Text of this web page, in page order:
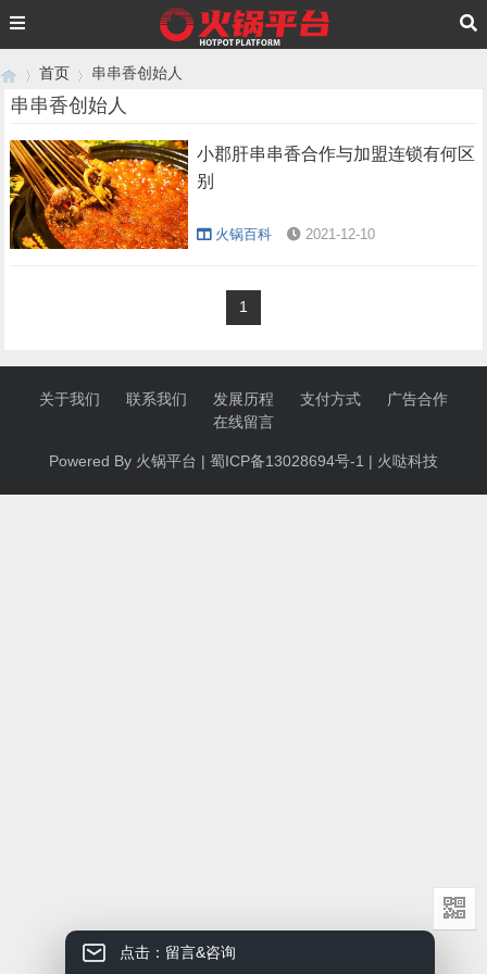
›
首页
›
串串香创始人
串串香创始人
小郡肝串串香合作与加盟连锁有何区
别
火锅百科 2021-12-10
1
关于我们 联系我们 发展历程 支付方式
广告合作
在线留言
Powered By 火锅平台 | 蜀ICP备13028694号-1 | 火哒科技
点击：留言&咨询